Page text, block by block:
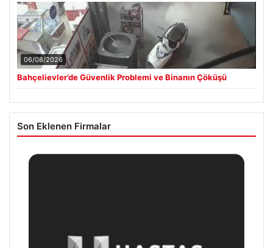
06/08/2026
Bahçelievler’de Güvenlik Problemi ve Binanın Çöküşü
Son Eklenen Firmalar